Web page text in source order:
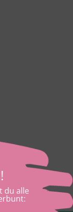
du alle